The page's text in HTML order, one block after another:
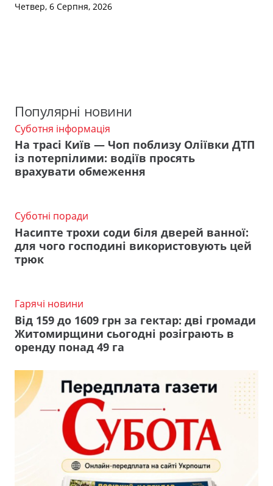
Четвер, 6 Серпня, 2026
Популярні новини
Суботня інформація
На трасі Київ — Чоп поблизу Оліївки ДТП
із потерпілими: водіїв просять
врахувати обмеження
Суботні поради
Насипте трохи соди біля дверей ванної:
для чого господині використовують цей
трюк
Гарячі новини
Від 159 до 1609 грн за гектар: дві громади
Житомирщини сьогодні розіграють в
оренду понад 49 га